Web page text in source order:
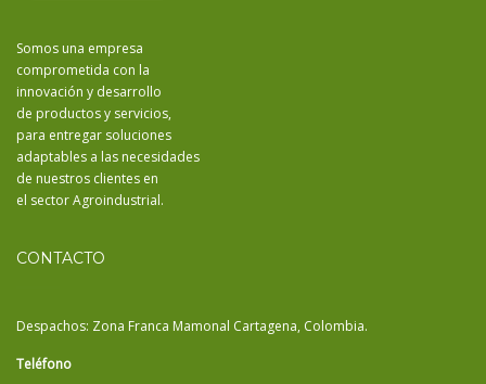
Somos una empresa
comprometida con la
innovación y desarrollo
de productos y servicios,
para entregar soluciones
adaptables a las necesidades
de nuestros clientes en
el sector Agroindustrial.
CONTACTO
Despachos: Zona Franca Mamonal Cartagena, Colombia.
Teléfono